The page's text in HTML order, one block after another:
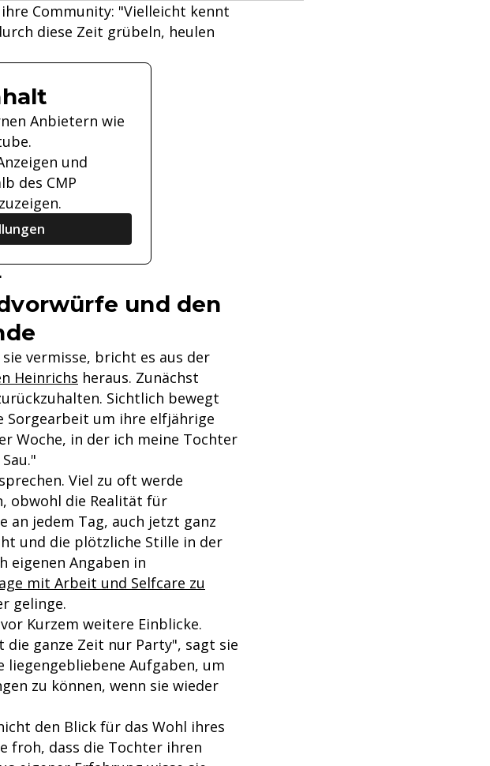
Community: "Vielleicht kennt
diese Zeit grübeln, heulen
Anbietern wie
und
des CMP
und den
vermisse, bricht es aus der
Heinrichs heraus. Zunächst
Sichtlich bewegt
Sorgearbeit um ihre elfjährige
Woche, in der ich meine Tochter
Viel zu oft werde
obwohl die Realität für
an jedem Tag, auch jetzt ganz
und die plötzliche Stille in der
eigenen Angaben in
mit Arbeit und Selfcare zu
gelinge.
Kurzem weitere Einblicke.
die ganze Zeit nur Party", sagt sie
liegengebliebene Aufgaben, um
zu können, wenn sie wieder
den Blick für das Wohl ihres
froh, dass die Tochter ihren